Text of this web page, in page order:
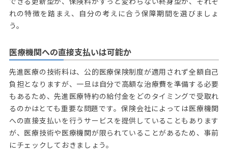
れの特徴を踏まえ、自分の考えに合う保障期間を選びましょ
う。
医療機関への直接支払いは可能か
先進医療の技術料は、公的医療保険制度が適用されず全額自己
負担となりますが、一旦は自分で高額な治療費を準備する必要
もあるため、先進医療特約の給付金をどのタイミングで受取れ
るのかはとても重要な問題です。保険会社によっては医療機関
への直接支払いを行うサービスを提供していることもあります
が、医療技術や医療機関が限られていることがあるため、事前
にチェックしておきましょう。